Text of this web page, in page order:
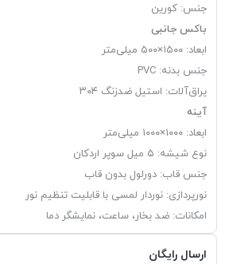
جنس: کورین
باکس جانبی
ابعاد: ۱۵۰۰×۵۰۰ میلی‌متر
جنس بدنه: PVC
یراق‌آلات: استیل ضدزنگ ۳۰۴
آینه
ابعاد: ۱۰۰۰×۱۰۰۰ میلی‌متر
نوع شیشه: ۵ میل سوپر اردکان
جنس قاب: دورلول بدون قاب
نورپردازی: نوردار لمسی با قابلیت تنظیم نور
امکانات: ضد بخار، ساعت، نمایشگر دما
ارسال رایگان